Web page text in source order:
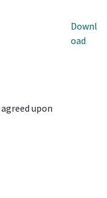
upon
Downl
oad